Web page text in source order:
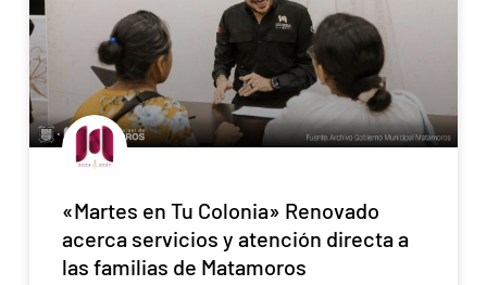
«Martes en Tu Colonia» Renovado
acerca servicios y atención directa a
las familias de Matamoros